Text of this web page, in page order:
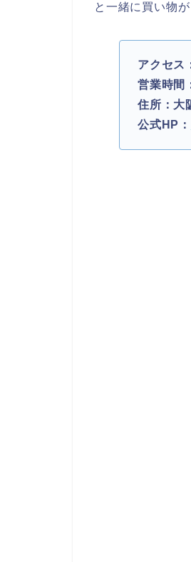
と一緒に買い物
アクセス
営業時間
住所：大
公式HP：